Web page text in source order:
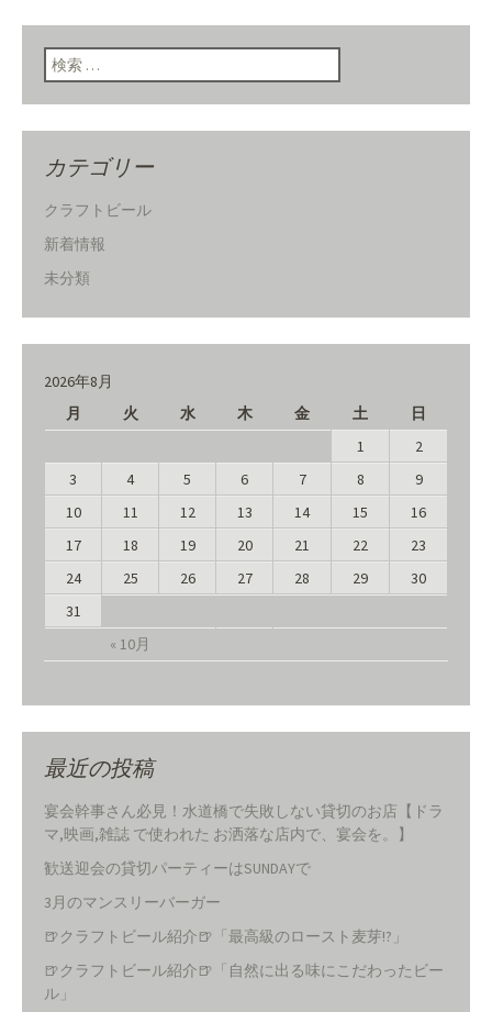
検索:
カテゴリー
クラフトビール
新着情報
未分類
2026年8月
月
火 水 木 金 土 日
« 10月
1
2
3
4 5 6 7 8
9
10
11 12 13 14 15
16
17
18 19 20 21 22
23
24
25 26 27 28 29
30
31
最近の投稿
宴会幹事さん必見！水道橋で失敗しない貸切のお店【ドラ
マ,映画,雑誌 で使われた お洒落な店内で、宴会を。】
歓送迎会の貸切パーティーはSUNDAYで
3月のマンスリーバーガー
🍺クラフトビール紹介🍺「最高級のロースト麦芽!?」
🍺クラフトビール紹介🍺「自然に出る味にこだわったビー
ル」